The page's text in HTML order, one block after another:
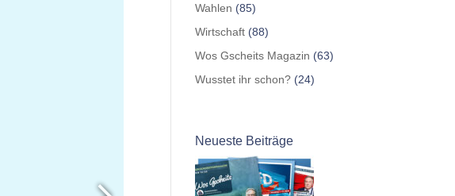
Wahlen (85)
Wirtschaft (88)
Wos Gscheits Magazin (63)
Wusstet ihr schon? (24)
Neueste Beiträge